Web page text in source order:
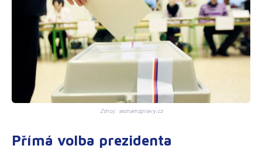
Zdroj: seznamzpravy.cz
Přímá volba prezidenta